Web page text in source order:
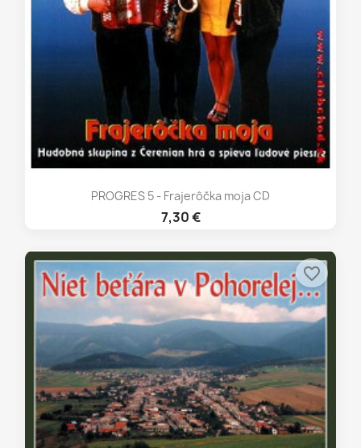
PROGRES 5 - Frajerôčka moja CD
7,30 €
favorite_border